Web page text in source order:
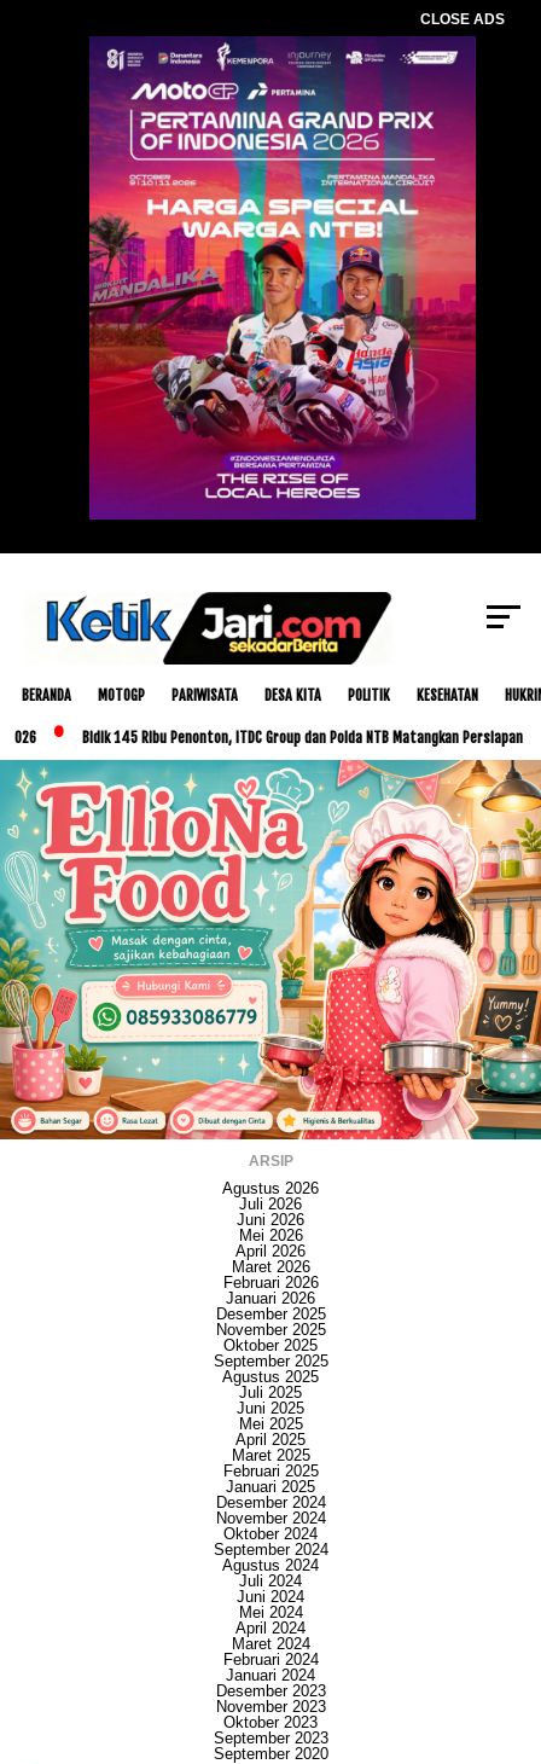
CLOSE ADS
BERANDA MOTOGP PARIWISATA DESA KITA POLITIK KESEHATAN
Bidik 145 Ribu Penonton, ITDC Group dan Polda NTB Matangkan Persiapan MotoGP
ARSIP
Agustus 2026
Juli 2026
Juni 2026
Mei 2026
April 2026
Maret 2026
Februari 2026
Januari 2026
Desember 2025
November 2025
Oktober 2025
September 2025
Agustus 2025
Juli 2025
Juni 2025
Mei 2025
April 2025
Maret 2025
Februari 2025
Januari 2025
Desember 2024
November 2024
Oktober 2024
September 2024
Agustus 2024
Juli 2024
Juni 2024
Mei 2024
April 2024
Maret 2024
Februari 2024
Januari 2024
Desember 2023
November 2023
Oktober 2023
September 2023
September 2020
Baca Juga : Resmi Dilantik,H.Muliadi Pimpin
Kemenag Lombok Barat